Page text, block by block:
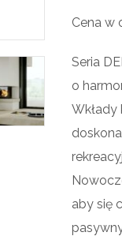
Cena w
Seria
o
Wkłady
aby się